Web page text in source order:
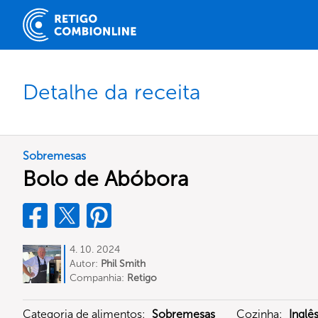
Detalhe da receita
Sobremesas
Bolo de Abóbora
4. 10. 2024
Autor: Phil Smith
Companhia: Retigo
Categoria de alimentos: Sobremesas Cozinha: Inglês